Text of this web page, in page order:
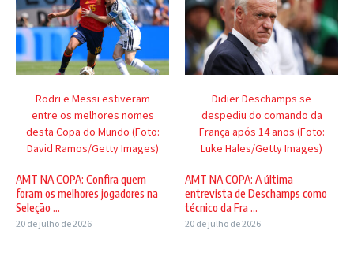
Rodri e Messi estiveram
entre os melhores nomes
desta Copa do Mundo (Foto:
David Ramos/Getty Images)
AMT NA COPA: Confira quem
foram os melhores jogadores na
Seleção ...
20 de julho de 2026
Didier Deschamps se
despediu do comando da
França após 14 anos (Foto:
Luke Hales/Getty Images)
AMT NA COPA: A última
entrevista de Deschamps como
técnico da Fra ...
20 de julho de 2026